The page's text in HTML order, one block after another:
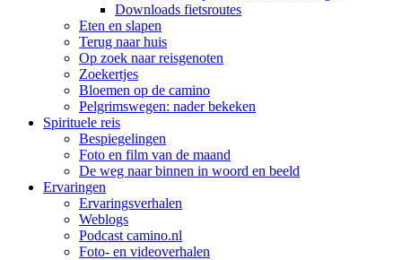
Downloads fietsroutes
Eten en slapen
Terug naar huis
Op zoek naar reisgenoten
Zoekertjes
Bloemen op de camino
Pelgrimswegen: nader bekeken
Spirituele reis
Bespiegelingen
Foto en film van de maand
De weg naar binnen in woord en beeld
Ervaringen
Ervaringsverhalen
Weblogs
Podcast camino.nl
Foto- en videoverhalen